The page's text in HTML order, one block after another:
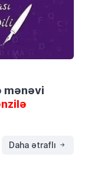
mənəvi
Daha ətraflı